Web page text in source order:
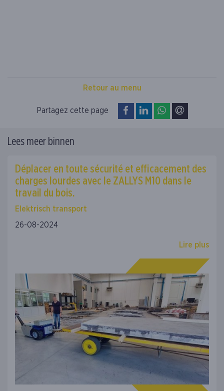
Retour au menu
Partagez cette page op Facebook
op LinkedInop WhatsApp
Lees meer binnen
Déplacer en toute sécurité et efficacement des
charges lourdes avec le ZALLYS M10 dans le
travail du bois.
Elektrisch transport
26-08-2024
Lire plus